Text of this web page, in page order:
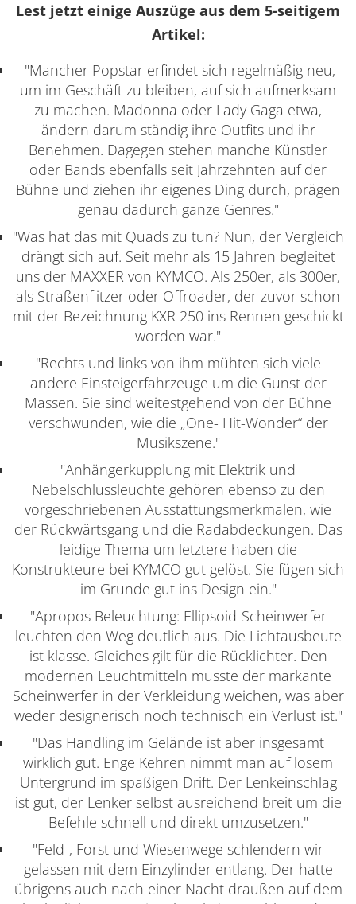
Lest jetzt einige Auszüge aus dem 5-seitigem
Artikel:
"Mancher Popstar erfindet sich regelmäßig neu,
um im Geschäft zu bleiben, auf sich aufmerksam
zu machen. Madonna oder Lady Gaga etwa,
ändern darum ständig ihre Outfits und ihr
Benehmen. Dagegen stehen manche Künstler
oder Bands ebenfalls seit Jahrzehnten auf der
Bühne und ziehen ihr eigenes Ding durch, prägen
genau dadurch ganze Genres."
"Was hat das mit Quads zu tun? Nun, der Vergleich
drängt sich auf. Seit mehr als 15 Jahren begleitet
uns der MAXXER von KYMCO. Als 250er, als 300er,
als Straßenflitzer oder Offroader, der zuvor schon
mit der Bezeichnung KXR 250 ins Rennen geschickt
worden war."
"Rechts und links von ihm mühten sich viele
andere Einsteigerfahrzeuge um die Gunst der
Massen. Sie sind weitestgehend von der Bühne
verschwunden, wie die „One- Hit-Wonder“ der
Musikszene."
"Anhängerkupplung mit Elektrik und
Nebelschlussleuchte gehören ebenso zu den
vorgeschriebenen Ausstattungsmerkmalen, wie
der Rückwärtsgang und die Radabdeckungen. Das
leidige Thema um letztere haben die
Konstrukteure bei KYMCO gut gelöst. Sie fügen sich
im Grunde gut ins Design ein."
"Apropos Beleuchtung: Ellipsoid-Scheinwerfer
leuchten den Weg deutlich aus. Die Lichtausbeute
ist klasse. Gleiches gilt für die Rücklichter. Den
modernen Leuchtmitteln musste der markante
Scheinwerfer in der Verkleidung weichen, was aber
weder designerisch noch technisch ein Verlust ist."
"Das Handling im Gelände ist aber insgesamt
wirklich gut. Enge Kehren nimmt man auf losem
Untergrund im spaßigen Drift. Der Lenkeinschlag
ist gut, der Lenker selbst ausreichend breit um die
Befehle schnell und direkt umzusetzen."
"Feld-, Forst und Wiesenwege schlendern wir
gelassen mit dem Einzylinder entlang. Der hatte
übrigens auch nach einer Nacht draußen auf dem